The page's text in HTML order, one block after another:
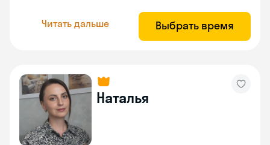
Читать дальше Выбрать время
Наталья